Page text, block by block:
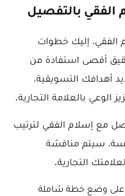
بالتفصيل
الفقي، إليك خطوات
أقصى استفادة من
أهدافك التسويقية،
الوعي بالعلامة التجارية.
مع إسلام الفقي لترتيب
سيتم مناقشة
التجارية.
على وضع خطة شاملة